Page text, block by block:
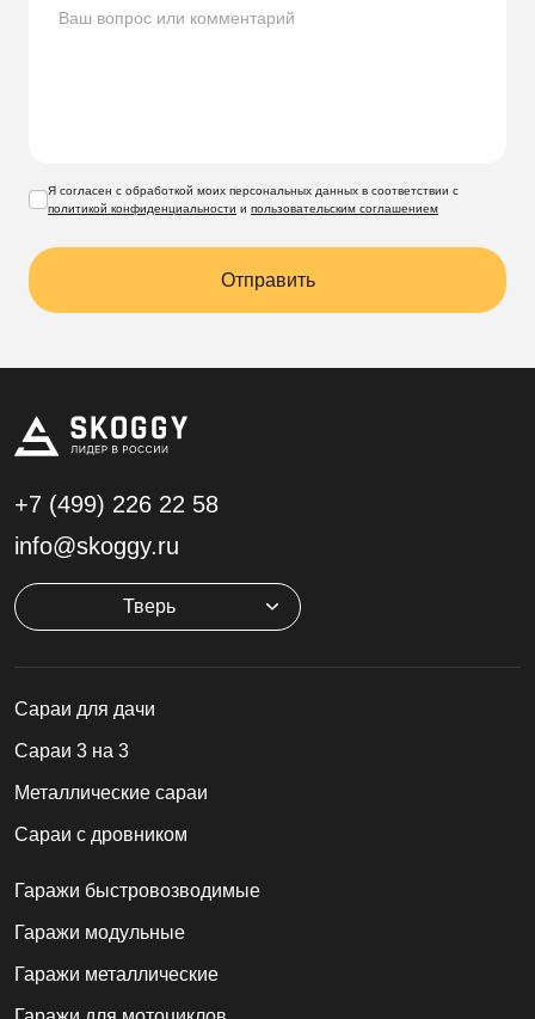
Я согласен с обработкой моих персональных данных в соответствии с
политикой конфиденциальности и пользовательским соглашением
Отправить
+7 (499) 226 22 58
info@skoggy.ru
Тверь
Cараи для дачи
Сараи 3 на 3
Металлические сараи
Сараи с дровником
Гаражи быстровозводимые
Гаражи модульные
Гаражи металлические